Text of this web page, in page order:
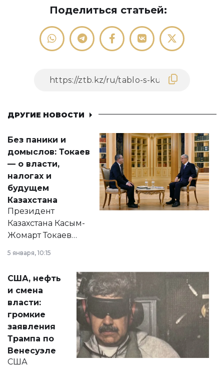
Поделиться статьей:
ДРУГИЕ НОВОСТИ
Без паники и
домыслов: Токаев
— о власти,
налогах и
будущем
Казахстана
Президент
Казахстана Касым-
Жомарт Токаев
сразу несколько
актуальных тем —
от слухов о
политических
реформах до
вопросов армии,
экономики и
личного здоровья.
5 января, 10:15
США, нефть
и смена
власти:
громкие
заявления
Трампа по
Венесуэле
США